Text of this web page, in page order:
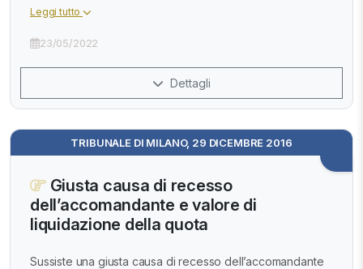
Leggi tutto
23/05/2022
Dettagli
TRIBUNALE DI MILANO, 29 DICEMBRE 2016
Giusta causa di recesso
dell’accomandante e valore di
liquidazione della quota
Sussiste una giusta causa di recesso dell’accomandante